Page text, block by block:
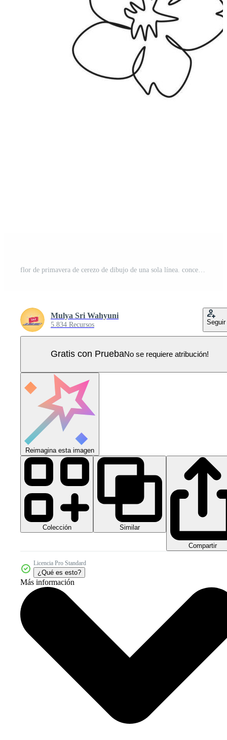
Mulya Sri Wahyuni
5.834 Recursos Seguir
Gratis con PruebaNo se requiere atribución!
Reimagina esta imagen
Colección Similar
Compartir
Licencia Pro Standard
¿Qué es esto?
Más información